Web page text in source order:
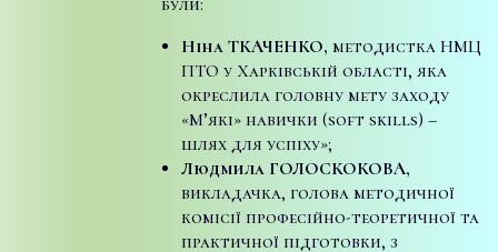
Ніна ТКАЧЕНКО, методистка НМЦ
ПТО у Харківській області, яка
окреслила головну мету заходу
«М’які» навички (soft skills) –
шлях для успіху»;
Людмила ГОЛОСКОКОВА,
викладачка, голова методичної
комісії професійно-теоретичної та
практичної підготовки, з